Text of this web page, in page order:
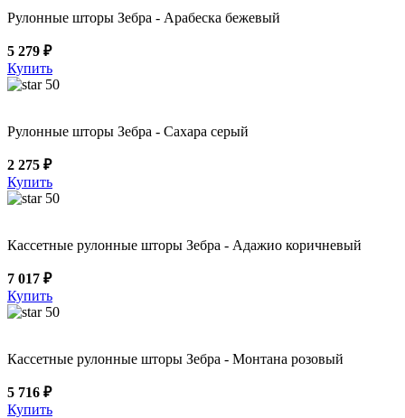
Рулонные шторы Зебра - Арабеска бежевый
5 279 ₽
Купить
50
Рулонные шторы Зебра - Сахара серый
2 275 ₽
Купить
50
Кассетные рулонные шторы Зебра - Адажио коричневый
7 017 ₽
Купить
50
Кассетные рулонные шторы Зебра - Монтана розовый
5 716 ₽
Купить